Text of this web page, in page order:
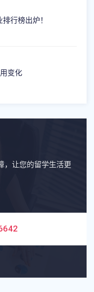
行榜出炉！
变化
，让您的留学生活更